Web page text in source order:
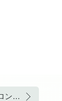
「ZIP！旅するエプロン」に出ました！